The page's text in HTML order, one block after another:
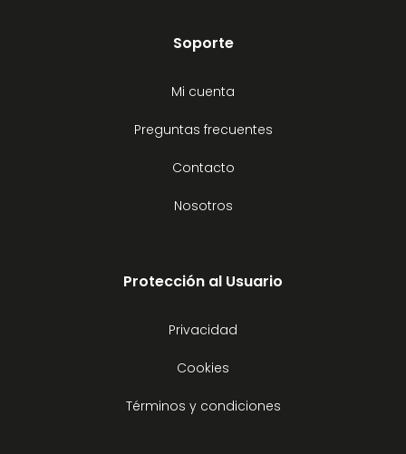
Soporte
Mi cuenta
Preguntas frecuentes
Contacto
Nosotros
Protección al Usuario
Privacidad
Cookies
Términos y condiciones